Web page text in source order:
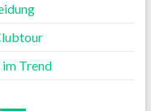
Trend